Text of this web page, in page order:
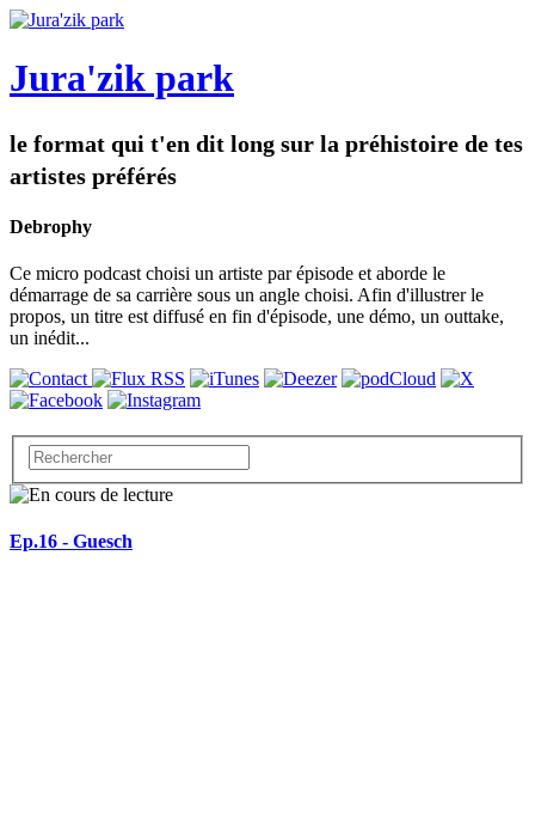
Jura'zik park
le format qui t'en dit long sur la préhistoire de tes
artistes préférés
Debrophy
Ce micro podcast choisi un artiste par épisode et aborde le
démarrage de sa carrière sous un angle choisi. Afin d'illustrer le
propos, un titre est diffusé en fin d'épisode, une démo, un outtake,
un inédit...
Ep.16 - Guesch